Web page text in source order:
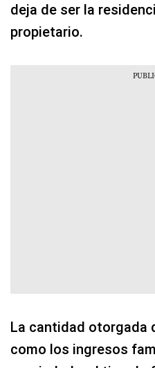
deja de ser la
propietario.
La cantidad otorgada
como los ingresos